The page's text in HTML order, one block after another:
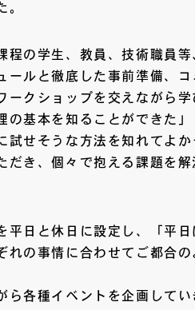
。
程の学生、教員、技術職員
ールと徹底した事前準備、
クショップを交えながら学
の基本を知ることができた
試せそうな方法を知れてよ
だき、個々で抱える課題を
平日と休日に設定し、「平
の事情に合わせてご都合
ら各種イベントを企画して